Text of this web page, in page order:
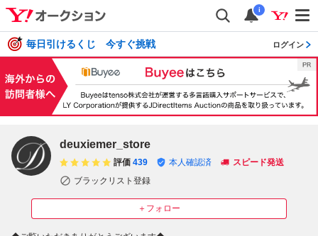
i
毎日引けるくじ 今すぐ挑戦 ログイン
deuxiemer_store
＋フォロー
評価 439 本人確認済
スピード発送
ブラックリスト登録